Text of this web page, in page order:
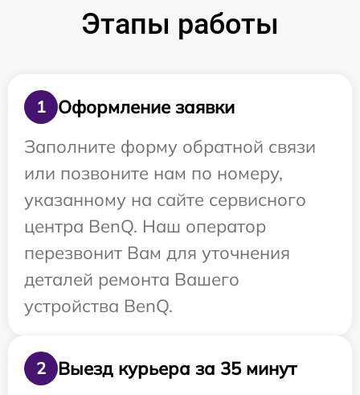
Этапы работы
1
Оформление заявки
Заполните форму обратной связи
или позвоните нам по номеру,
указанному на сайте сервисного
центра BenQ. Наш оператор
перезвонит Вам для уточнения
деталей ремонта Вашего
устройства BenQ.
2 Выезд курьера за 35 минут